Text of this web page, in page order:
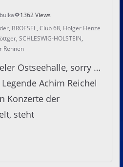
1362 Views
, BROESEL, Club 68, Holger Henze
, SCHLESWIG-HOLSTEIN,
Rennen
Ostseehalle, sorry …
Achim Reichel
Konzerte der
steht